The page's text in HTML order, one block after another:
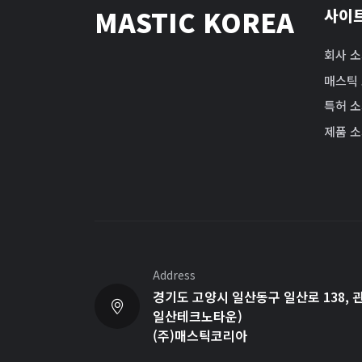
MASTIC KOREA 사이
회사
매스틱
특허
제품
Address
경기도 고양시 일산동구 일산로 138,
일산테크노타운)
(주)매스틱코리아